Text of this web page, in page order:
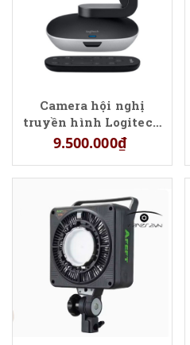
Camera hội nghị
truyền hình Logitech
PTZ PRO 2
9.500.000₫